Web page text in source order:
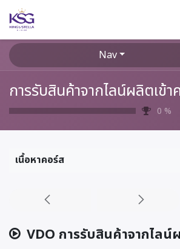
Skip to Content
Nav
0 %
เนื้อหาคอร์ส